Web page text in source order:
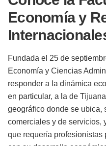
Economía y
Fundada el 25 de
Economía y Ciencias
responder a la dinámica
en particular, a la de
geográfico donde se ubica,
comerciales y de servicios,
que requería profesionistas